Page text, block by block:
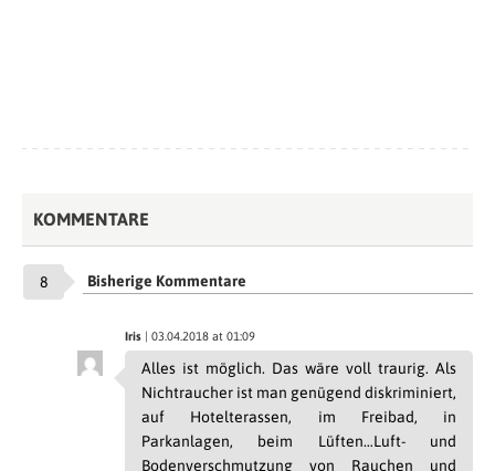
KOMMENTARE
8 Bisherige Kommentare
Iris | 03.04.2018 at 01:09
Alles ist möglich. Das wäre voll traurig. Als
Nichtraucher ist man genügend diskriminiert,
auf Hotelterassen, im Freibad, in
Parkanlagen, beim Lüften…Luft- und
Bodenverschmutzung von Rauchen und